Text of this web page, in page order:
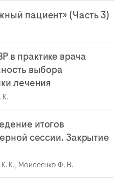
пациент» (Часть 3)
в практике врача
выбора
лечения
итогов
сессии. Закрытие
К., Моисеенко Ф. В.